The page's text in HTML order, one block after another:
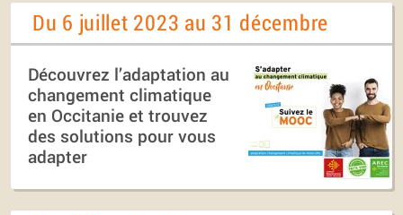
Du 6 juillet 2023 au 31 décembre
Découvrez l’adaptation au
changement climatique
en Occitanie et trouvez
des solutions pour vous
adapter